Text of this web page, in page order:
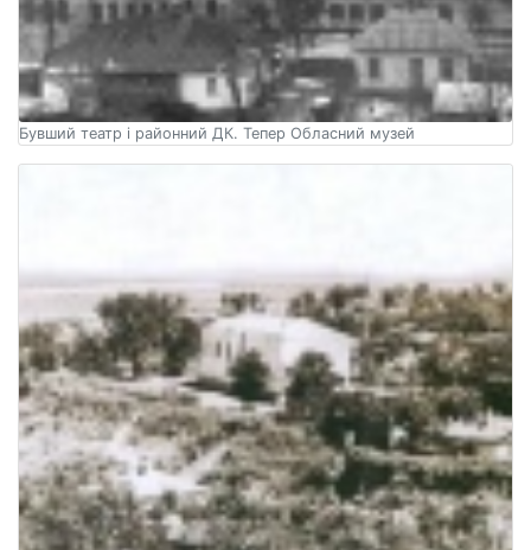
Бувший театр і районний ДК. Тепер Обласний музей